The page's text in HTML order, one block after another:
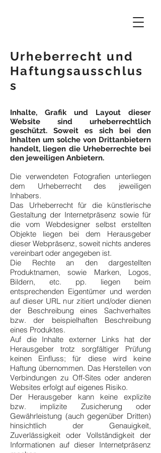
Urheberrecht und
Haftungsausschlus
s
Inhalte, Grafik und Layout dieser
Website sind urheberrechtlich
geschützt. Soweit es sich bei den
Inhalten um solche von Drittanbietern
handelt, liegen die Urheberrechte bei
den jeweiligen Anbietern.
Die verwendeten Fotografien unterliegen
dem Urheberrecht des jeweiligen
Inhabers.
Das Urheberrecht für die künstlerische
Gestaltung der Internetpräsenz sowie für
die vom Webdesigner selbst erstellten
Objekte liegen bei dem Herausgeber
dieser Webpräsenz, soweit nichts anderes
vereinbart oder angegeben ist.
Die Rechte an den dargestellten
Produktnamen, sowie Marken, Logos,
Bildern, etc. pp. liegen beim
entsprechenden Eigentümer und werden
auf dieser URL nur zitiert und/oder dienen
der Beschreibung eines Sachverhaltes
bzw. der beispielhaften Beschreibung
eines Produktes.
Auf die Inhalte externer Links hat der
Herausgeber trotz sorgfältiger Prüfung
keinen Einfluss; für diese wird keine
Haftung übernommen. Das Herstellen von
Verbindungen zu Off-Sites oder anderen
Websites erfolgt auf eigenes Risiko.
Der Herausgeber kann keine explizite
bzw. implizite Zusicherung oder
Gewährleistung (auch gegenüber Dritten)
hinsichtlich der Genauigkeit,
Zuverlässigkeit oder Vollständigkeit der
Informationen auf dieser Internetpräsenz